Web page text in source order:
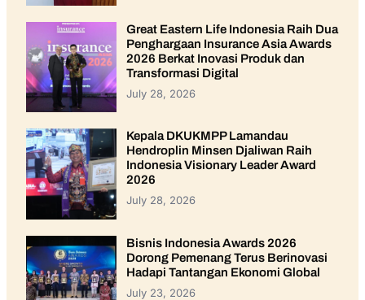
Great Eastern Life Indonesia Raih Dua
Penghargaan Insurance Asia Awards
2026 Berkat Inovasi Produk dan
Transformasi Digital
July 28, 2026
Kepala DKUKMPP Lamandau
Hendroplin Minsen Djaliwan Raih
Indonesia Visionary Leader Award
2026
July 28, 2026
Bisnis Indonesia Awards 2026
Dorong Pemenang Terus Berinovasi
Hadapi Tantangan Ekonomi Global
July 23, 2026